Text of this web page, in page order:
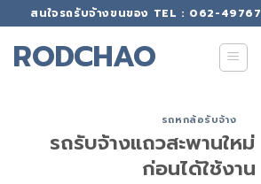
to
content
สนใจรถรับจ้างขนของ TEL : 062-
RODCHAO
รถหกล้อรับจ้าง
รถรับจ้างแถวสะพานใหม่
ก่อนได้ใช้งาน